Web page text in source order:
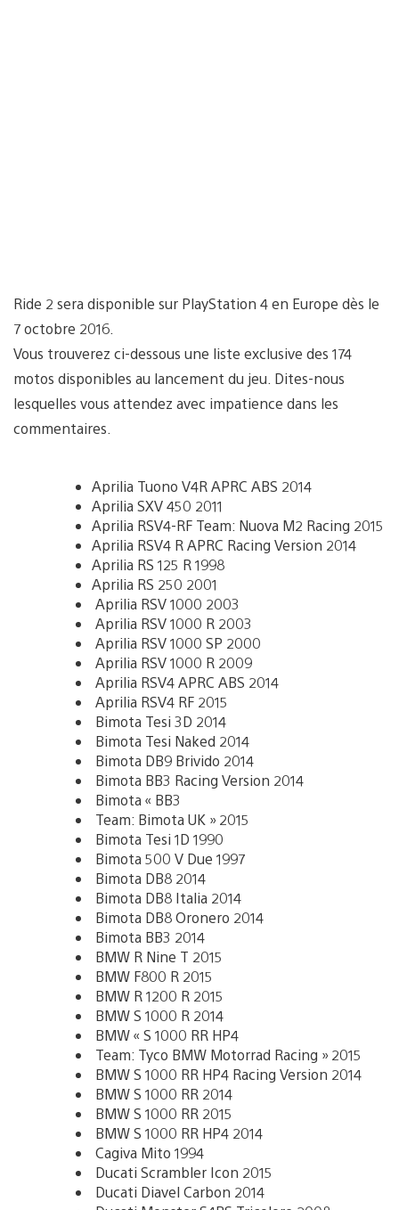
Ride 2 sera disponible sur PlayStation 4 en Europe dès le
7 octobre 2016.
Vous trouverez ci-dessous une liste exclusive des 174
motos disponibles au lancement du jeu. Dites-nous
lesquelles vous attendez avec impatience dans les
commentaires.
Aprilia Tuono V4R APRC ABS 2014
Aprilia SXV 450 2011
Aprilia RSV4-RF Team: Nuova M2 Racing 2015
Aprilia RSV4 R APRC Racing Version 2014
Aprilia RS 125 R 1998
Aprilia RS 250 2001
Aprilia RSV 1000 2003
Aprilia RSV 1000 R 2003
Aprilia RSV 1000 SP 2000
Aprilia RSV 1000 R 2009
Aprilia RSV4 APRC ABS 2014
Aprilia RSV4 RF 2015
Bimota Tesi 3D 2014
Bimota Tesi Naked 2014
Bimota DB9 Brivido 2014
Bimota BB3 Racing Version 2014
Bimota « BB3
Team: Bimota UK » 2015
Bimota Tesi 1D 1990
Bimota 500 V Due 1997
Bimota DB8 2014
Bimota DB8 Italia 2014
Bimota DB8 Oronero 2014
Bimota BB3 2014
BMW R Nine T 2015
BMW F800 R 2015
BMW R 1200 R 2015
BMW S 1000 R 2014
BMW « S 1000 RR HP4
Team: Tyco BMW Motorrad Racing » 2015
BMW S 1000 RR HP4 Racing Version 2014
BMW S 1000 RR 2014
BMW S 1000 RR 2015
BMW S 1000 RR HP4 2014
Cagiva Mito 1994
Ducati Scrambler Icon 2015
Ducati Diavel Carbon 2014